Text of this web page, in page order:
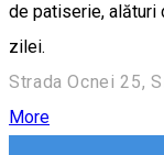
de patiserie, alături
zilei.
Strada Ocnei 25,
More